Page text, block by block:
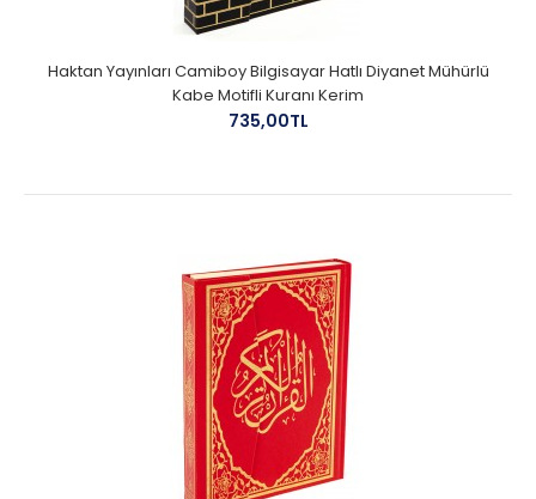
Haktan Yayınları Camiboy Bilgisayar Hatlı Diyanet Mühürlü
Kabe Motifli Kuranı Kerim
735,00TL